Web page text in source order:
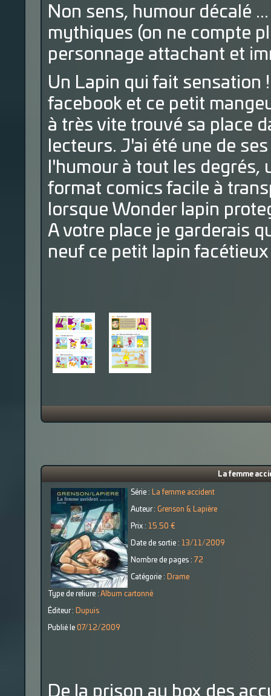
Non sens, humour décalé
mythiques (on ne compte
personnage attachant et
Un Lapin qui fait sensation
facebook et ce petit
à très vite trouvé sa place
lecteurs. J'ai été une de
l'humour à tout les degrés,
format comics facile à
lorsque Wonder lapin
A votre place je garderais
neuf ce petit lapin facétieux
La femme
Série : La femme accident
Auteur : Grenson & Lapière
Prix : 15.50 €
Date de sortie : 13/11/2009
Nombre de pages : 72
Catégorie : Drame
Type de reliure : Album cartonné
Éditeur : Dupuis
Publié le 07/12/2009
De la prison au box des